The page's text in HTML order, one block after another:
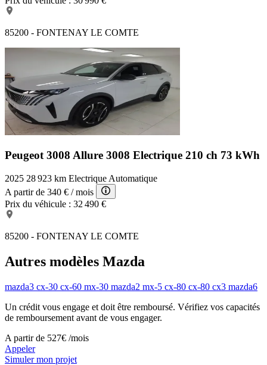
85200 - FONTENAY LE COMTE
Peugeot 3008 Allure 3008 Electrique 210 ch 73 kWh
2025 28 923 km Electrique Automatique
A partir de 340 € / mois
Prix du véhicule : 32 490 €
85200 - FONTENAY LE COMTE
Autres modèles Mazda
mazda3 cx-30 cx-60 mx-30 mazda2 mx-5 cx-80 cx-80 cx3 mazda6
Un crédit vous engage et doit être remboursé. Vérifiez vos capacités
de remboursement avant de vous engager.
A partir de 527€ /mois
Appeler
Simuler mon projet